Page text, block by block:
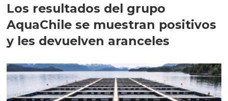
Los resultados del grupo
AquaChile se muestran positivos
y les devuelven aranceles